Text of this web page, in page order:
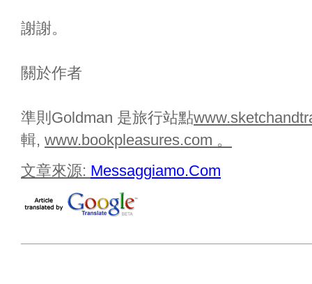
謝謝。
關於作者
準則Goldman 是旅行站點
輯, www.bookpleasures.com 。
文章來源: Messaggiamo.Com